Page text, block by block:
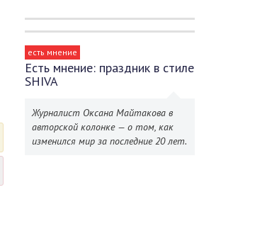
есть мнение
Есть мнение: праздник в стиле
SHIVA
Журналист Оксана Майтакова в
авторской колонке — о том, как
изменился мир за последние 20 лет.